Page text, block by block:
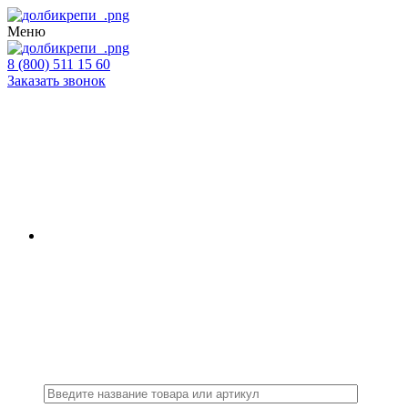
Меню
8 (800) 511 15 60
Заказать звонок